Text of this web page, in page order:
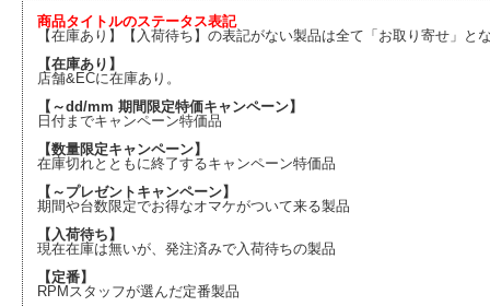
商品タイトルのステータス表記
【在庫あり】【入荷待ち】の表記がない製品は全て「お取り寄せ」とな
【在庫あり】
店舗&ECに在庫あり。
【～dd/mm 期間限定特価キャンペーン】
日付までキャンペーン特価品
【数量限定キャンペーン】
在庫切れとともに終了するキャンペーン特価品
【～プレゼントキャンペーン】
期間や台数限定でお得なオマケがついて来る製品
【入荷待ち】
現在在庫は無いが、発注済みで入荷待ちの製品
【定番】
RPMスタッフが選んだ定番製品